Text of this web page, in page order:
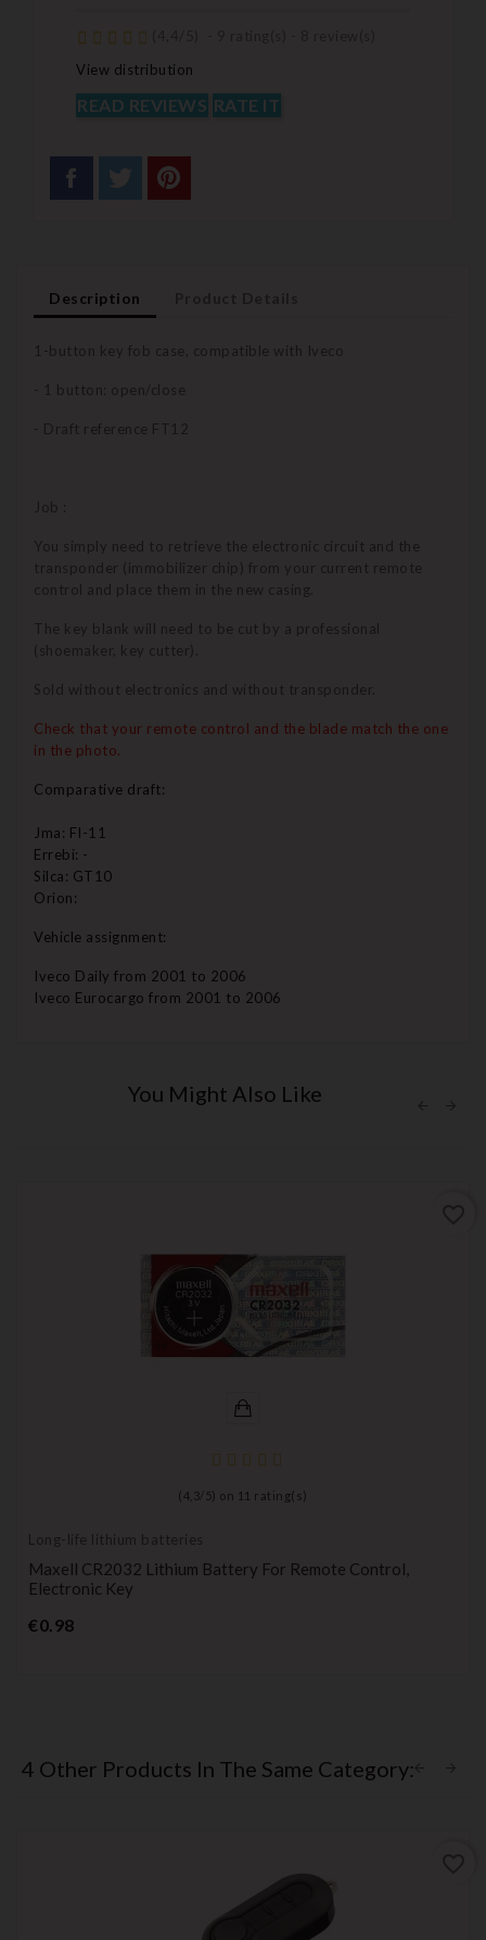
View distribution
READ REVIEWS RATE IT
Description
1-button key fob case, compatible with Iveco
- 1 button: open/close
- Draft reference FT12
Job :
You simply need to retrieve the electronic circuit and the
transponder (immobilizer chip) from your current remote
control and place them in the new casing.
The key blank will need to be cut by a professional
(shoemaker, key cutter).
Sold without electronics and without transponder.
Check that your remote control and the blade match the one
in the photo.
Comparative draft:
Jma: FI-11
Errebi: -
Silca: GT10
Orion:
Vehicle assignment:
Iveco Daily from 2001 to 2006
Iveco Eurocargo from 2001 to 2006
You Might Also Like
( 4,3/ 5) on 11 rating(s)
Long-life lithium batteries
Maxell CR2032 Lithium Battery For Remote Control,
Electronic Key
€0.98Price
4 Other Products In The Same Category: